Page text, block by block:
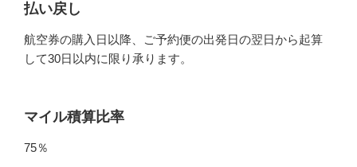
払い戻し
航空券の購入日以降、ご予約便の出発日の翌日から起算
して30日以内に限り承ります。
マイル積算比率
75％